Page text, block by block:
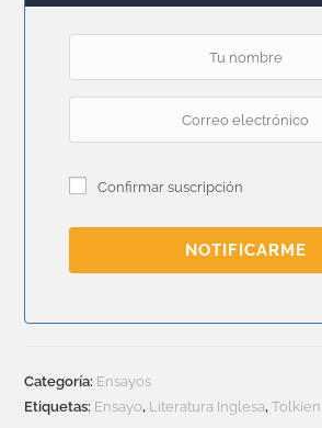
Confirmar suscripción
NOTIFICARME
Categoría: Ensayos
Etiquetas: Ensayo, Literatura Inglesa,Tolkien